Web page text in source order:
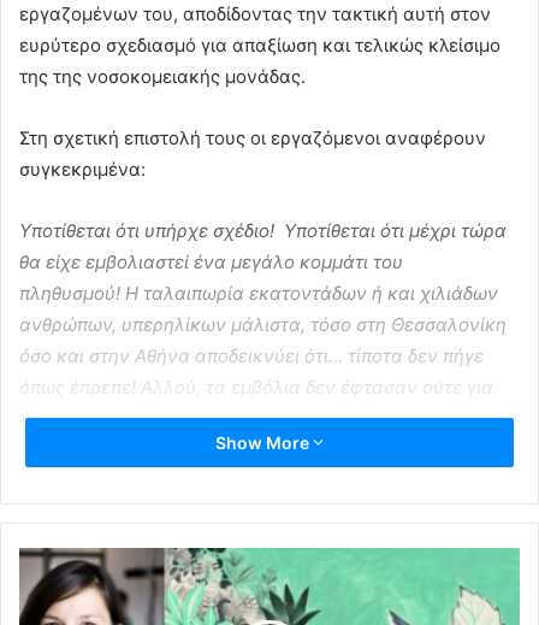
εργαζομένων του, αποδίδοντας την τακτική αυτή στον
ευρύτερο σχεδιασμό για απαξίωση και τελικώς κλείσιμο
της της νοσοκομειακής μονάδας.
Στη σχετική επιστολή τους οι εργαζόμενοι αναφέρουν
συγκεκριμένα:
Υποτίθεται ότι υπήρχε σχέδιο! Υποτίθεται ότι μέχρι τώρα
θα είχε εμβολιαστεί ένα μεγάλο κομμάτι του
πληθυσμού! Η ταλαιπωρία εκατοντάδων ή και χιλιάδων
ανθρώπων, υπερηλίκων μάλιστα, τόσο στη Θεσσαλονίκη
όσο και στην Αθήνα αποδεικνύει ότι… τίποτα δεν πήγε
όπως έπρεπε! Αλλού, τα εμβόλια δεν έφτασαν ούτε για
να τους εργαζόμενους στο νοσοκομείο, όπου υποτίθεται
ότι ήταν «μετρημένα».
Γενικά δεν έφτασαν τα εμβόλια! Όχι μόνο στη χώρα μας
χωρίς τον ξενοδόχο, δηλαδή τις φαρμακευτικές και τα
κέρδη τους. Γιατί είναι γνωστό πως, τεχνικά, τα εμβόλια
Show More